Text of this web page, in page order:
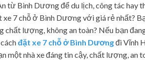
từ Bình Dương để du lịch, công tác hay
7 chỗ ở Bình Dương với giá rẻ nhất?
chất lượng, không an toàn? Nếu bạn
đặt xe 7 chỗ ở Bình Dươngđi Vĩnh
một nhà xe đáng tin cậy, chất lượng, an